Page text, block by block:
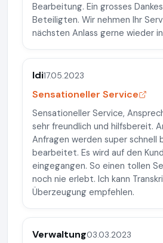
Bearbeitung. Ein grosses
Beteiligten. Wir nehmen Ihr
nächsten Anlass gerne wieder
Idi17.05.2023
Sensationeller Service
Sensationeller Service,
sehr freundlich und hilfsbereit.
Anfragen werden super
bearbeitet. Es wird auf den
eingegangen. So einen tollen
noch nie erlebt. Ich kann
Überzeugung empfehlen.
Verwaltung03.03.2023